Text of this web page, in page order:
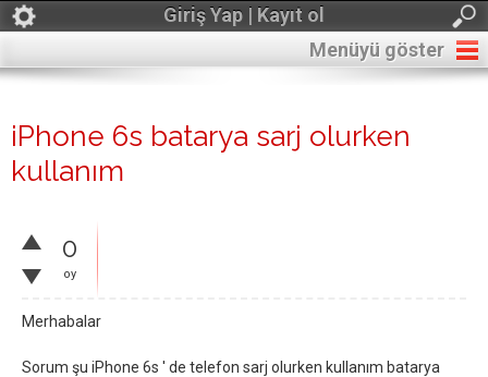
Giriş Yap | Kayıt ol
Menüyü göster
iPhone 6s batarya sarj olurken
kullanım
0
oy
Merhabalar
Sorum şu iPhone 6s ' de telefon sarj olurken kullanım batarya